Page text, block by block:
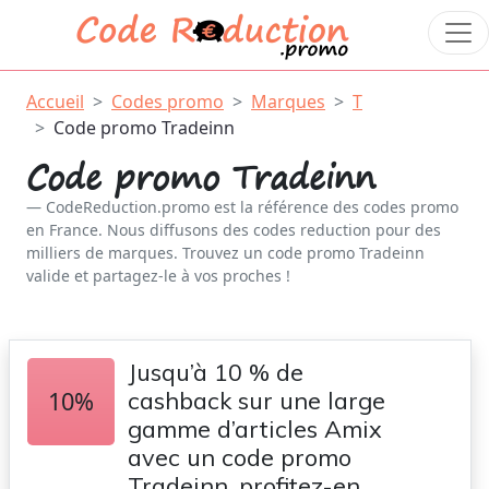
Accueil Codes promo Marques
T
Code promo Tradeinn
Code promo Tradeinn
CodeReduction.promo est la référence des codes promo
en France. Nous diffusons des codes reduction pour des
milliers de marques. Trouvez un code promo Tradeinn
valide et partagez-le à vos proches !
10%
Jusqu’à 10 % de
cashback sur une large
gamme d’articles Amix
avec un code promo